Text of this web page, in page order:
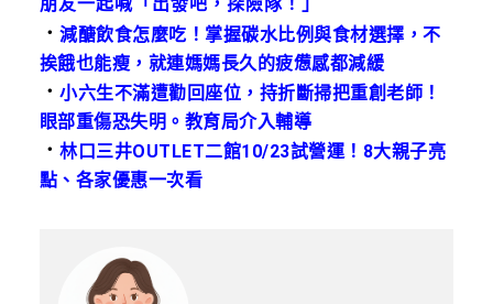
．減醣飲食怎麼吃！掌握碳水比例與食材選擇，不
挨餓也能瘦，就連媽媽長久的疲憊感都減緩
．小六生不滿遭勸回座位，持折斷掃把重創老師！
眼部重傷恐失明。教育局介入輔導
．林口三井OUTLET二館10/23試營運！8大親子亮
點、各家優惠一次看